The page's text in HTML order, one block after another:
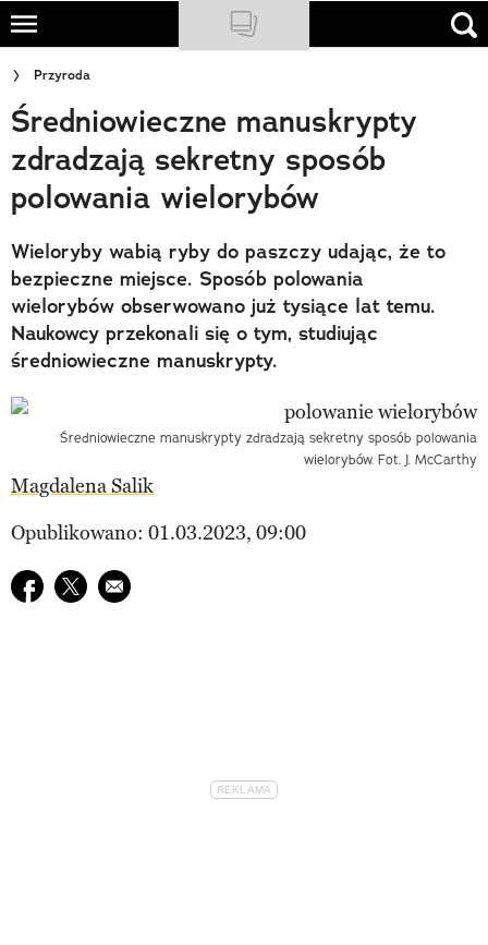
Skip
main
content
NATIONAL GEOGRAPHIC
TRAVELER
PODCASTY
Newsletter
Cuda Polski
Wielki Konkurs Fotograficzny
Trendbook Podróżniczy
Przyroda
Średniowieczne manuskrypty
zdradzają sekretny sposób
polowania wielorybów
Wieloryby wabią ryby do paszczy udając, że to
bezpieczne miejsce. Sposób polowania
wielorybów obserwowano już tysiące lat temu.
Naukowcy przekonali się o tym, studiując
średniowieczne manuskrypty.
Średniowieczne manuskrypty zdradzają sekretny sposób polowania
wielorybów. Fot. J. McCarthy
Magdalena Salik
Opublikowano: 01.03.2023, 09:00
Udostępnij na facebook
Udostępnij na twitter
E-mail do przyjaciela